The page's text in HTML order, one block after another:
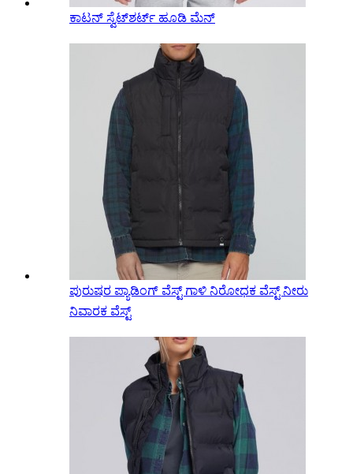
ಕಾಟನ್ ಸ್ವೆಟ್‌ಶರ್ಟ್ ಹೂಡಿ ಮೆನ್
ಪುರುಷರ ಪ್ಯಾಡಿಂಗ್ ವೆಸ್ಟ್ ಗಾಳಿ ನಿರೋಧಕ ವೆಸ್ಟ್ ನೀರು
ನಿವಾರಕ ವೆಸ್ಟ್